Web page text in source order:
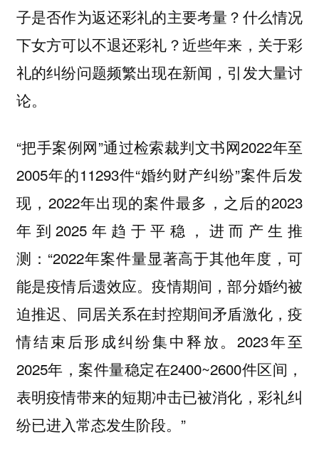
子是否作为返还彩礼的主要考量？什么情况
下女方可以不退还彩礼？近些年来，关于彩
礼的纠纷问题频繁出现在新闻，引发大量讨
论。
“把手案例网”通过检索裁判文书网2022年至
2005年的11293件“婚约财产纠纷”案件后发
现，2022年出现的案件最多，之后的2023
年到2025年趋于平稳，进而产生推
测：“2022年案件量显著高于其他年度，可
能是疫情后遗效应。疫情期间，部分婚约被
迫推迟、同居关系在封控期间矛盾激化，疫
情结束后形成纠纷集中释放。2023年至
2025年，案件量稳定在2400~2600件区间，
表明疫情带来的短期冲击已被消化，彩礼纠
纷已进入常态发生阶段。”